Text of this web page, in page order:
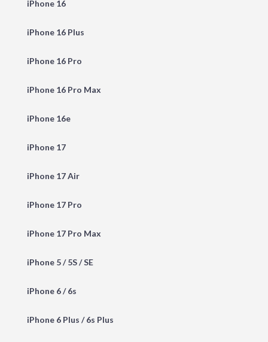
iPhone 16
iPhone 16 Plus
iPhone 16 Pro
iPhone 16 Pro Max
iPhone 16e
iPhone 17
iPhone 17 Air
iPhone 17 Pro
iPhone 17 Pro Max
iPhone 5 / 5S / SE
iPhone 6 / 6s
iPhone 6 Plus / 6s Plus